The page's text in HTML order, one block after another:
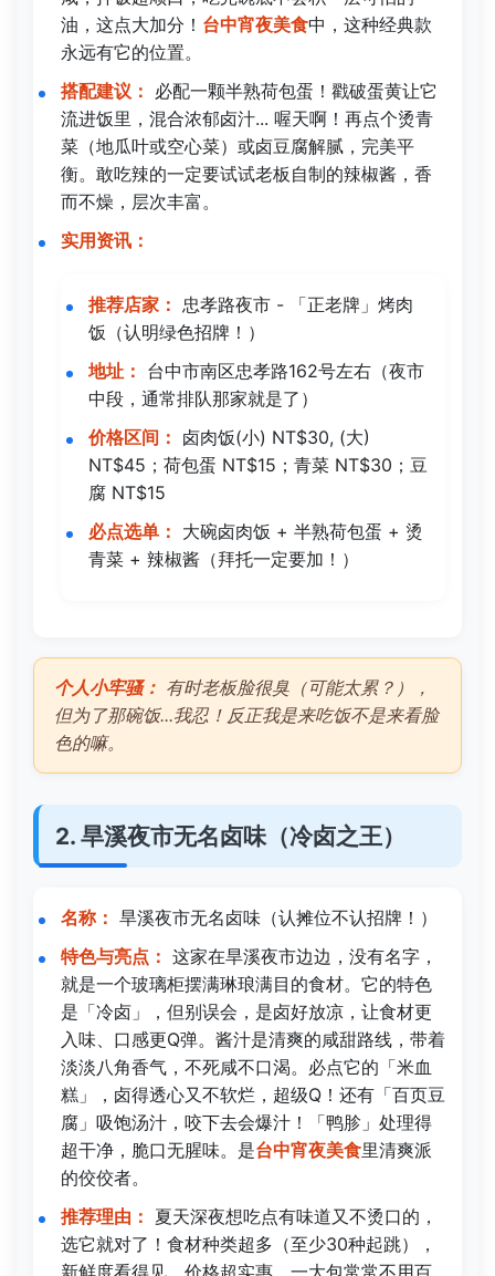
油，这点大加分！ 台中宵夜美食中，这种经典款
永远有它的位置。
搭配建议： 必配一颗半熟荷包蛋！戳破蛋黄让它
流进饭里，混合浓郁卤汁... 喔天啊！再点个烫青
菜（地瓜叶或空心菜）或卤豆腐解腻，完美平
衡。敢吃辣的一定要试试老板自制的辣椒酱，香
而不燥，层次丰富。
实用资讯：
推荐店家： 忠孝路夜市 - 「正老牌」烤肉
饭（认明绿色招牌！）
地址： 台中市南区忠孝路162号左右（夜市
中段，通常排队那家就是了）
价格区间： 卤肉饭(小) NT$30, (大)
NT$45；荷包蛋 NT$15；青菜 NT$30；豆
腐 NT$15
必点选单： 大碗卤肉饭 + 半熟荷包蛋 + 烫
青菜 + 辣椒酱（拜托一定要加！）
个人小牢骚： 有时老板脸很臭（可能太累？），
但为了那碗饭...我忍！反正我是来吃饭不是来看脸
色的嘛。
2. 旱溪夜市无名卤味（冷卤之王）
名称： 旱溪夜市无名卤味（认摊位不认招牌！）
特色与亮点： 这家在旱溪夜市边边，没有名字，
就是一个玻璃柜摆满琳琅满目的食材。它的特色
是「冷卤」，但别误会，是卤好放凉，让食材更
入味、口感更Q弹。酱汁是清爽的咸甜路线，带着
淡淡八角香气，不死咸不口渴。必点它的「米血
糕」，卤得透心又不软烂，超级Q！还有「百页豆
腐」吸饱汤汁，咬下去会爆汁！「鸭胗」处理得
超干净，脆口无腥味。是台中宵夜美食里清爽派
的佼佼者。
推荐理由： 夏天深夜想吃点有味道又不烫口的，
选它就对了！食材种类超多（至少30种起跳），
新鲜度看得见，价格超实惠，一大包常常不用百